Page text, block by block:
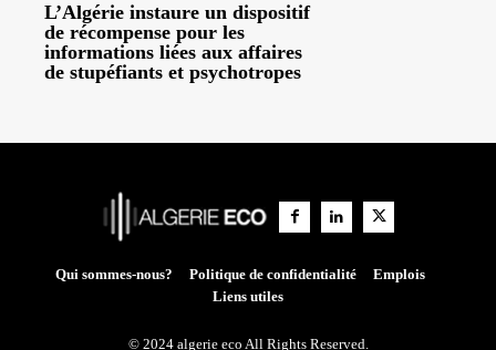
L’Algérie instaure un dispositif
de récompense pour les
informations liées aux affaires
de stupéfiants et psychotropes
Qui sommes-nous? Politique de confidentialité
Emplois
Liens utiles
© 2024 algerie eco All Rights Reserved.